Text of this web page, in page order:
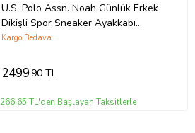
U.S. Polo Assn. Noah Günlük Erkek
Dikişli Spor Sneaker Ayakkabı
(Beyaz)
Kargo Bedava
2499,90 TL
266,65 TL'den Başlayan Taksitlerle